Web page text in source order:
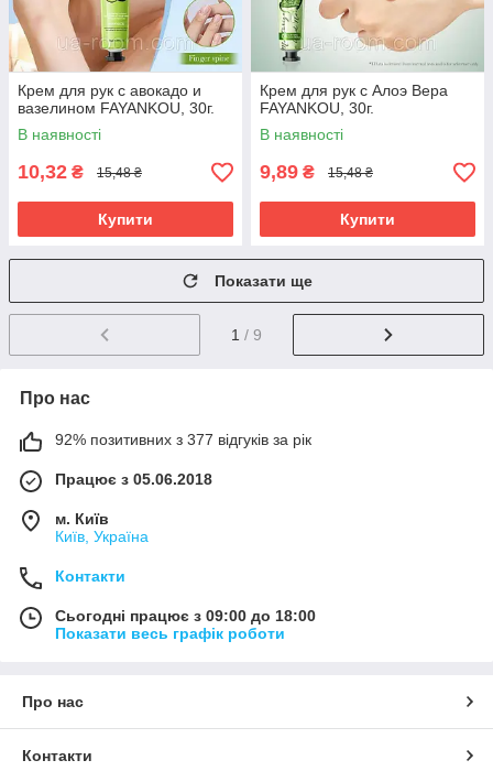
Крем для рук с авокадо и
вазелином FAYANKOU, 30г.
В наявності
10,32 ₴ 15,48 ₴
Купити
Крем для рук с Алоэ Вера
FAYANKOU, 30г.
В наявності
9,89 ₴ 15,48 ₴
Купити
Показати ще
1 / 9
Про нас
92% позитивних з 377 відгуків за рік
Працює з 05.06.2018
м. Київ
Київ, Україна
Контакти
Сьогодні працює з 09:00 до 18:00
Показати весь графік роботи
Про нас
Контакти